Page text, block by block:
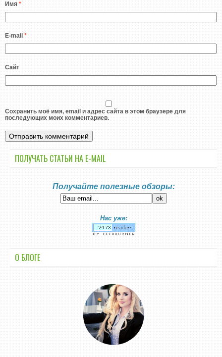
Имя *
E-mail *
Сайт
Сохранить моё имя, email и адрес сайта в этом браузере для
последующих моих комментариев.
ПОЛУЧАТЬ СТАТЬИ НА E-MАIL
Получайте полезные обзоры:
Нас уже:
О БЛОГЕ